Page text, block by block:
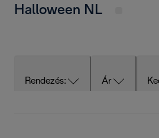
Halloween NL
Rendezés: Ár